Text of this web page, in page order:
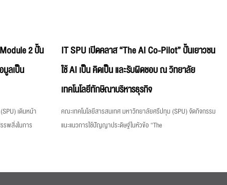
2 ปั้น
ลเป็น
เดินหน้า
พสิ่งในการ
IT SPU เปิดคลาส “The AI Co-Pilot” ปั้นเยาวชน
ใช้ AI เป็น คิดเป็น และรับผิดชอบ ณ วิทยาลัย
เทคโนโลยีทักษิณาบริหารธุรกิจ
คณะเทคโนโลยีสารสนเทศ มหาวิทยาลัยศรีปทุม (SPU) จัดกิจกรรม
แนะแนวการใช้ปัญญาประดิษฐ์ในหัวข้อ “The